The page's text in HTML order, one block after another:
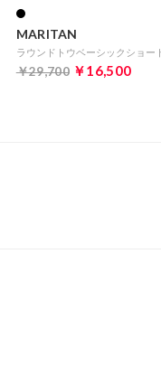
MARITAN
￥29,700 ￥16,500